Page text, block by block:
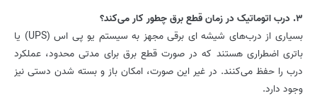
3. درب اتوماتیک در زمان قطع برق چطور کار می‌کند؟
بسیاری از درب‌های شیشه ای برقی مجهز به سیستم یو پی اس (UPS) یا
باتری اضطراری هستند که در صورت قطع برق برای مدتی محدود، عملکرد
درب را حفظ می‌کنند. در غیر این صورت، امکان باز و بسته شدن دستی نیز
وجود دارد.